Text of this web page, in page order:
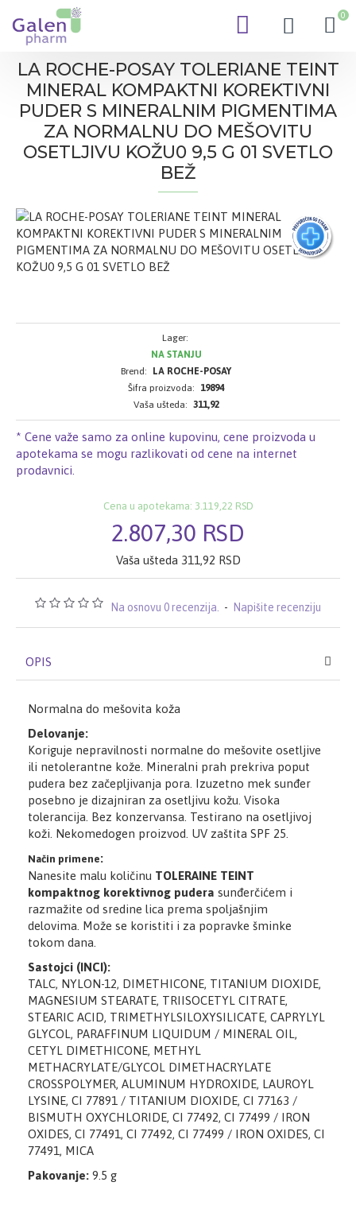
0
LA ROCHE-POSAY TOLERIANE TEINT
MINERAL KOMPAKTNI KOREKTIVNI
PUDER S MINERALNIM PIGMENTIMA
ZA NORMALNU DO MEŠOVITU
OSETLJIVU KOŽU0 9,5 G 01 SVETLO
BEŽ
Na osnovu 0 recenzija. - Napišite recenziju
* Cene važe samo za online kupovinu, cene proizvoda u
apotekama se mogu razlikovati od cene na internet
prodavnici.
2.807,30 RSD
Cena u apotekama: 3.119,22 RSD
Vaša ušteda 311,92 RSD
Lager:
NA STANJU
Brend:
LA ROCHE-POSAY
Šifra proizvoda:
19894
Vaša ušteda: 311,92
OPIS
Normalna do mešovita koža
Delovanje:
Koriguje nepravilnosti normalne do mešovite osetljive
ili netolerantne kože. Mineralni prah prekriva poput
pudera bez začepljivanja pora. Izuzetno mek sunđer
posebno je dizajniran za osetljivu kožu. Visoka
tolerancija. Bez konzervansa. Testirano na osetljivoj
koži. Nekomedogen proizvod. UV zaštita SPF 25.
Način primene:
Nanesite malu količinu TOLERAINE TEINT
kompaktnog korektivnog pudera sunđerčićem i
razmažite od sredine lica prema spoljašnjim
delovima. Može se koristiti i za popravke šminke
tokom dana.
Sastojci (INCI):
TALC, NYLON-12, DIMETHICONE, TITANIUM DIOXIDE,
MAGNESIUM STEARATE, TRIISOCETYL CITRATE,
STEARIC ACID, TRIMETHYLSILOXYSILICATE, CAPRYLYL
GLYCOL, PARAFFINUM LIQUIDUM / MINERAL OIL,
CETYL DIMETHICONE, METHYL
METHACRYLATE/GLYCOL DIMETHACRYLATE
CROSSPOLYMER, ALUMINUM HYDROXIDE, LAUROYL
LYSINE, CI 77891 / TITANIUM DIOXIDE, CI 77163 /
BISMUTH OXYCHLORIDE, CI 77492, CI 77499 / IRON
OXIDES, CI 77491, CI 77492, CI 77499 / IRON OXIDES, CI
77491, MICA
Pakovanje: 9.5 g